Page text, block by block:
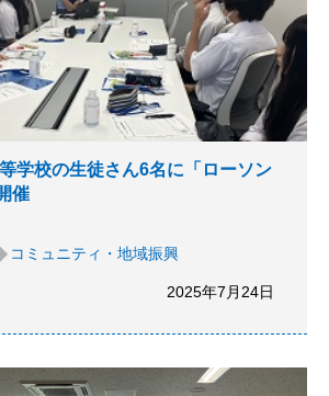
学校の生徒さん6名に「ローソン
催
コミュニティ・地域振興
2025年7月24日